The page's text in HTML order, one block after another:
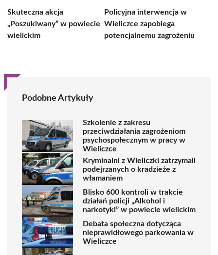
Skuteczna akcja
„Poszukiwany” w powiecie
wielickim
Policyjna interwencja w
Wieliczce zapobiega
potencjalnemu zagrożeniu
Podobne Artykuły
Szkolenie z zakresu
przeciwdziałania zagrożeniom
psychospołecznym w pracy w
Wieliczce
Kryminalni z Wieliczki zatrzymali
podejrzanych o kradzieże z
włamaniem
Blisko 600 kontroli w trakcie
działań policji „Alkohol i
narkotyki” w powiecie wielickim
Debata społeczna dotycząca
nieprawidłowego parkowania w
Wieliczce